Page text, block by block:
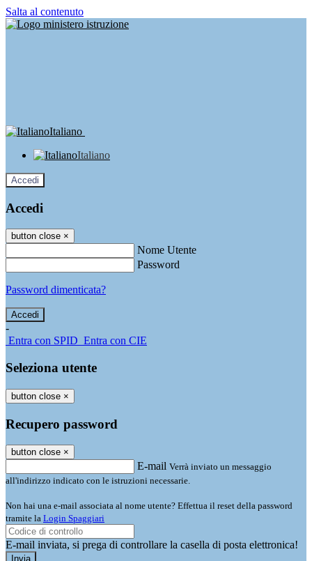
Salta al contenuto
Italiano
Italiano
Accedi
Accedi
button close ×
Nome Utente
Password
Password dimenticata?
-
Entra con SPID Entra con CIE
Seleziona utente
button close ×
Recupero password
button close ×
E-mail Verrà inviato un messaggio
all'indirizzo indicato con le istruzioni necessarie.
Non hai una e-mail associata al nome utente? Effettua il reset della password
tramite la Login Spaggiari
E-mail inviata, si prega di controllare la casella di posta elettronica!